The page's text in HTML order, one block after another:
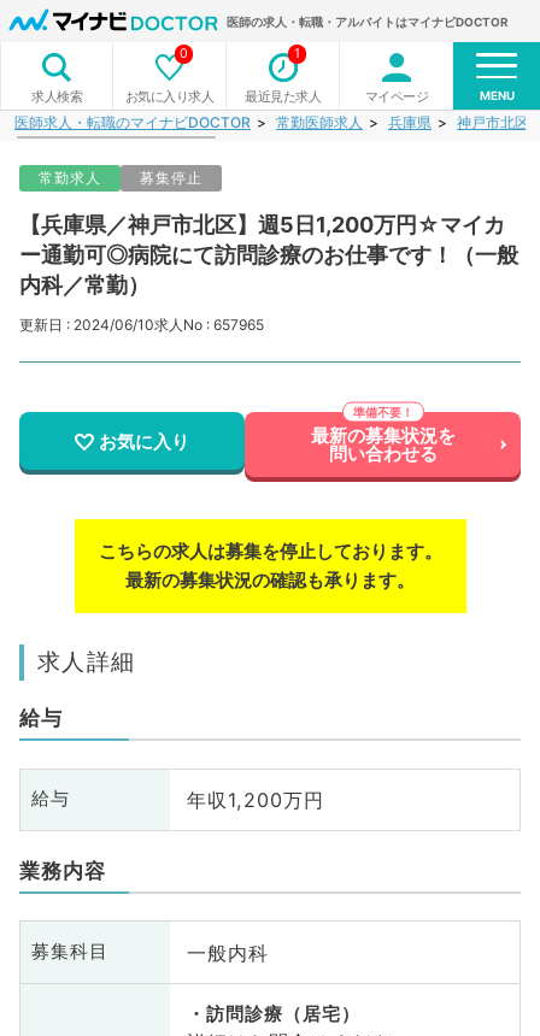
医師の求人・転職・アルバイトはマイナビDOCTOR
求人検索 お気に入り求人
0
最近見た求人
1
マイページ MENU
医師求人・転職のマイナビDOCTOR 常勤医師求人 兵庫県 神戸市北区
常勤求人 募集停止
【兵庫県／神戸市北区】週5日1,200万円☆マイカ
ー通勤可◎病院にて訪問診療のお仕事です！（一般
内科／常勤）
更新日 : 2024/06/10求人No : 657965
お気に入り 最新の募集状況を
問い合わせる
こちらの求人は募集を停止しております。
最新の募集状況の確認も承ります。
求人詳細
給与
給与 年収1,200万円
業務内容
募集科目 一般内科
訪問診療（居宅）